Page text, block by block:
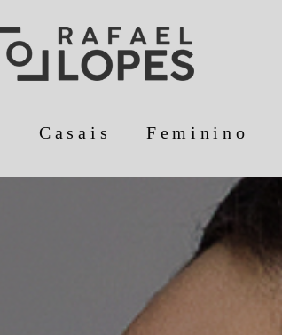
Casais Feminino